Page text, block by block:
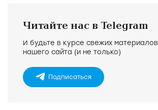
Читайте нас в Telegram
И будьте в курсе свежих материалов
нашего сайта (и не только)
Подписаться